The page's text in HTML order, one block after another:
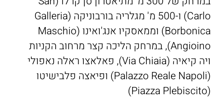
Carlo) ו-500 מ' מגלריה בורבוניקה (Galleria
Borbonica) וממאסקיו אנג'ואינו (Maschio
Angioino), במרחק הליכה קצר מרחוב הקניות
ויה קיאיה (Via Chiaia), פאלאצו ראלה נאפולי
(Palazzo Reale Napoli) ופיאצה פלבישיטו
(Piazza Plebiscito)